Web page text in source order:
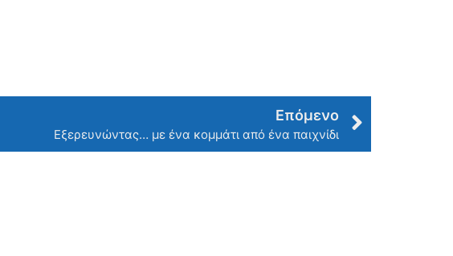
Επόμενο
Εξερευνώντας… με ένα κομμάτι από ένα παιχνίδι